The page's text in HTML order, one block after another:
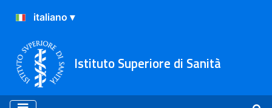
Istituto Superiore di Sanità